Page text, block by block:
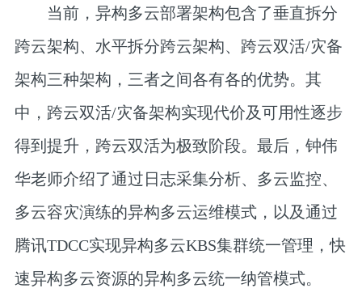
当前，异构多云部署架构包含了垂直拆分
跨云架构、水平拆分跨云架构、跨云双活/灾备
架构三种架构，三者之间各有各的优势。其
中，跨云双活/灾备架构实现代价及可用性逐步
得到提升，跨云双活为极致阶段。最后，钟伟
华老师介绍了通过日志采集分析、多云监控、
多云容灾演练的异构多云运维模式，以及通过
腾讯TDCC实现异构多云KBS集群统一管理，快
速异构多云资源的异构多云统一纳管模式。